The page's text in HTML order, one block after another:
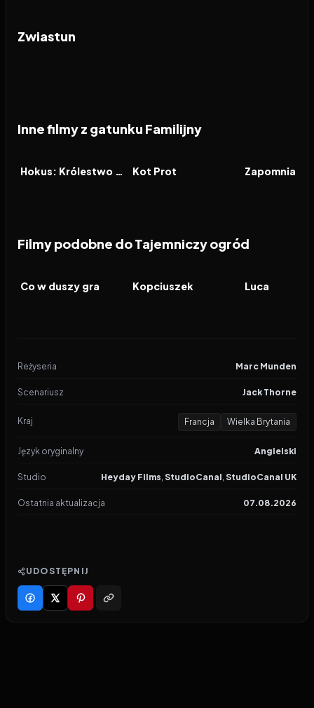
Zwiastun
Inne filmy z gatunku Familijny
FILM Hokus: Królestwo magii FILM
Kot Prot FILM
Zapomniana
Filmy podobne do Tajemniczy ogród
FILM
Co w duszy gra FILM
Kopciuszek FILM
Luca
Reżyseria Marc Munden
Scenariusz Jack Thorne
Kraj Francja Wielka Brytania
Język oryginalny Angielski
Studio Heyday Films, StudioCanal, StudioCanal UK
Ostatnia aktualizacja 07.08.2026
UDOSTĘPNIJ